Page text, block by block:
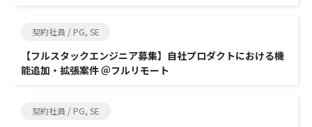
契約社員 / PG, SE
【フルスタックエンジニア募集】自社プロダクトにおける機
能追加・拡張案件 ＠フルリモート
契約社員 / PG, SE